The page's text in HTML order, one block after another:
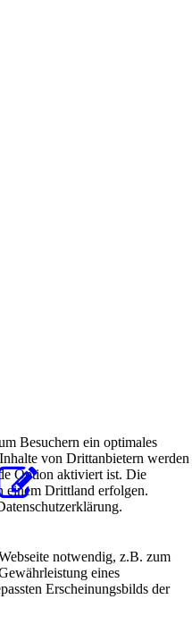
Besuchern ein optimales
von Drittanbietern werden
Option aktiviert ist. Die
einem Drittland erfolgen.
notwendig, z.B. zum
eines
Erscheinungsbilds der